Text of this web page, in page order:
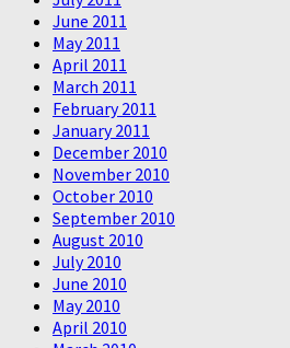
June 2011
May 2011
April 2011
March 2011
February 2011
January 2011
December 2010
November 2010
October 2010
September 2010
August 2010
July 2010
June 2010
May 2010
April 2010